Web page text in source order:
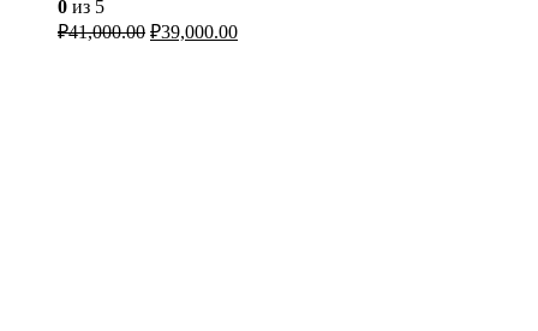
0 из 5
₽41,000.00 ₽39,000.00